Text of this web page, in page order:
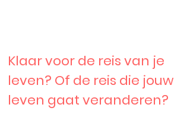
Klaar voor de reis van je
leven? Of de reis die jouw
leven gaat veranderen?